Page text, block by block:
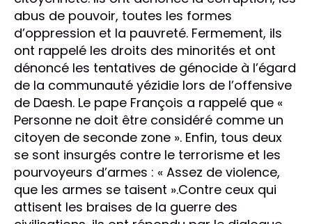
abus de pouvoir, toutes les formes
d’oppression et la pauvreté. Fermement, ils
ont rappelé les droits des minorités et ont
dénoncé les tentatives de génocide à l’égard
de la communauté yézidie lors de l’offensive
de Daesh. Le pape François a rappelé que «
Personne ne doit être considéré comme un
citoyen de seconde zone ». Enfin, tous deux
se sont insurgés contre le terrorisme et les
pourvoyeurs d’armes : « Assez de violence,
que les armes se taisent ».Contre ceux qui
attisent les braises de la guerre des